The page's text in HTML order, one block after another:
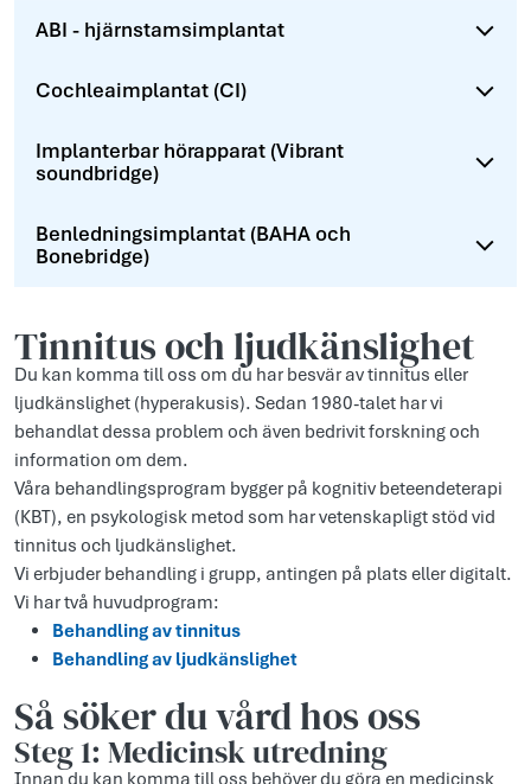
ABI - hjärnstamsimplantat
Cochleaimplantat (CI)
Implanterbar hörapparat (Vibrant
soundbridge)
Benledningsimplantat (BAHA och
Bonebridge)
Tinnitus och ljudkänslighet
Du kan komma till oss om du har besvär av tinnitus eller
ljudkänslighet (hyperakusis). Sedan 1980-talet har vi
behandlat dessa problem och även bedrivit forskning och
information om dem.
Våra behandlingsprogram bygger på kognitiv beteendeterapi
(KBT), en psykologisk metod som har vetenskapligt stöd vid
tinnitus och ljudkänslighet.
Vi erbjuder behandling i grupp, antingen på plats eller digitalt.
Vi har två huvudprogram:
Behandling av tinnitus
Behandling av ljudkänslighet
Så söker du vård hos oss
Steg 1: Medicinsk utredning
Innan du kan komma till oss behöver du göra en medicinsk